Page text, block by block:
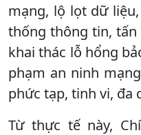
mạng, lộ lọt dữ
thống thông tin,
khai thác lỗ hổng
phạm an ninh
phức tạp, tinh vi, đa
Từ thực tế này,